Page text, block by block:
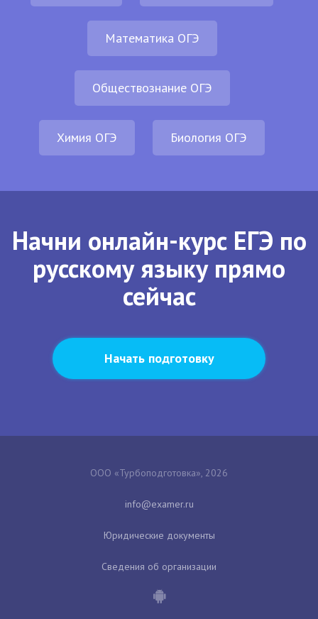
Математика ОГЭ
Обществознание ОГЭ
Химия ОГЭ Биология ОГЭ
Начни онлайн-курс ЕГЭ по
русскому языку прямо
сейчас
Начать подготовку
ООО «Турбоподготовка», 2026
Юридические документы
Сведения об организации